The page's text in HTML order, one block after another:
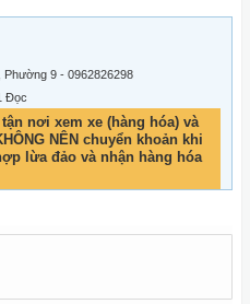
Phường 9 - 0962826298
Đọc
nơi xem xe (hàng hóa) và
NÊN chuyển khoản khi
lừa đảo và nhận hàng hóa